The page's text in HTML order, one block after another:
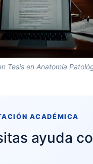
Tesis en Anatomía
ACADÉMICA
ayuda